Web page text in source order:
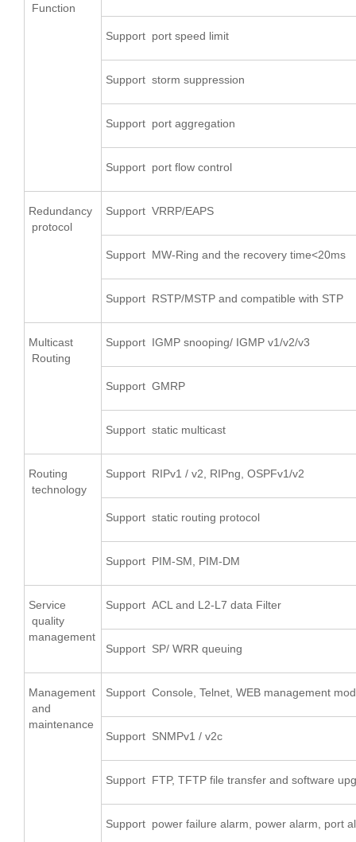
Function
Support port speed limit
Support storm suppression
Support port aggregation
Support port flow control
Redundancy
protocol
Support VRRP/EAPS
Support MW-Ring and the recovery time<20ms
Support RSTP/MSTP and compatible with STP
Multicast
Routing
Support IGMP snooping/ IGMP v1/v2/v3
Support GMRP
Support static multicast
Routing
technology
Support RIPv1 / v2, RIPng, OSPFv1/v2
Support static routing protocol
Support PIM-SM, PIM-DM
Service
quality
management
Support ACL and L2-L7 data Filter
Support SP/ WRR queuing
Management
and
maintenance
Support Console, Telnet, WEB management
Support SNMPv1 / v2c
Support FTP, TFTP file transfer and software
Support power failure alarm, power alarm, port